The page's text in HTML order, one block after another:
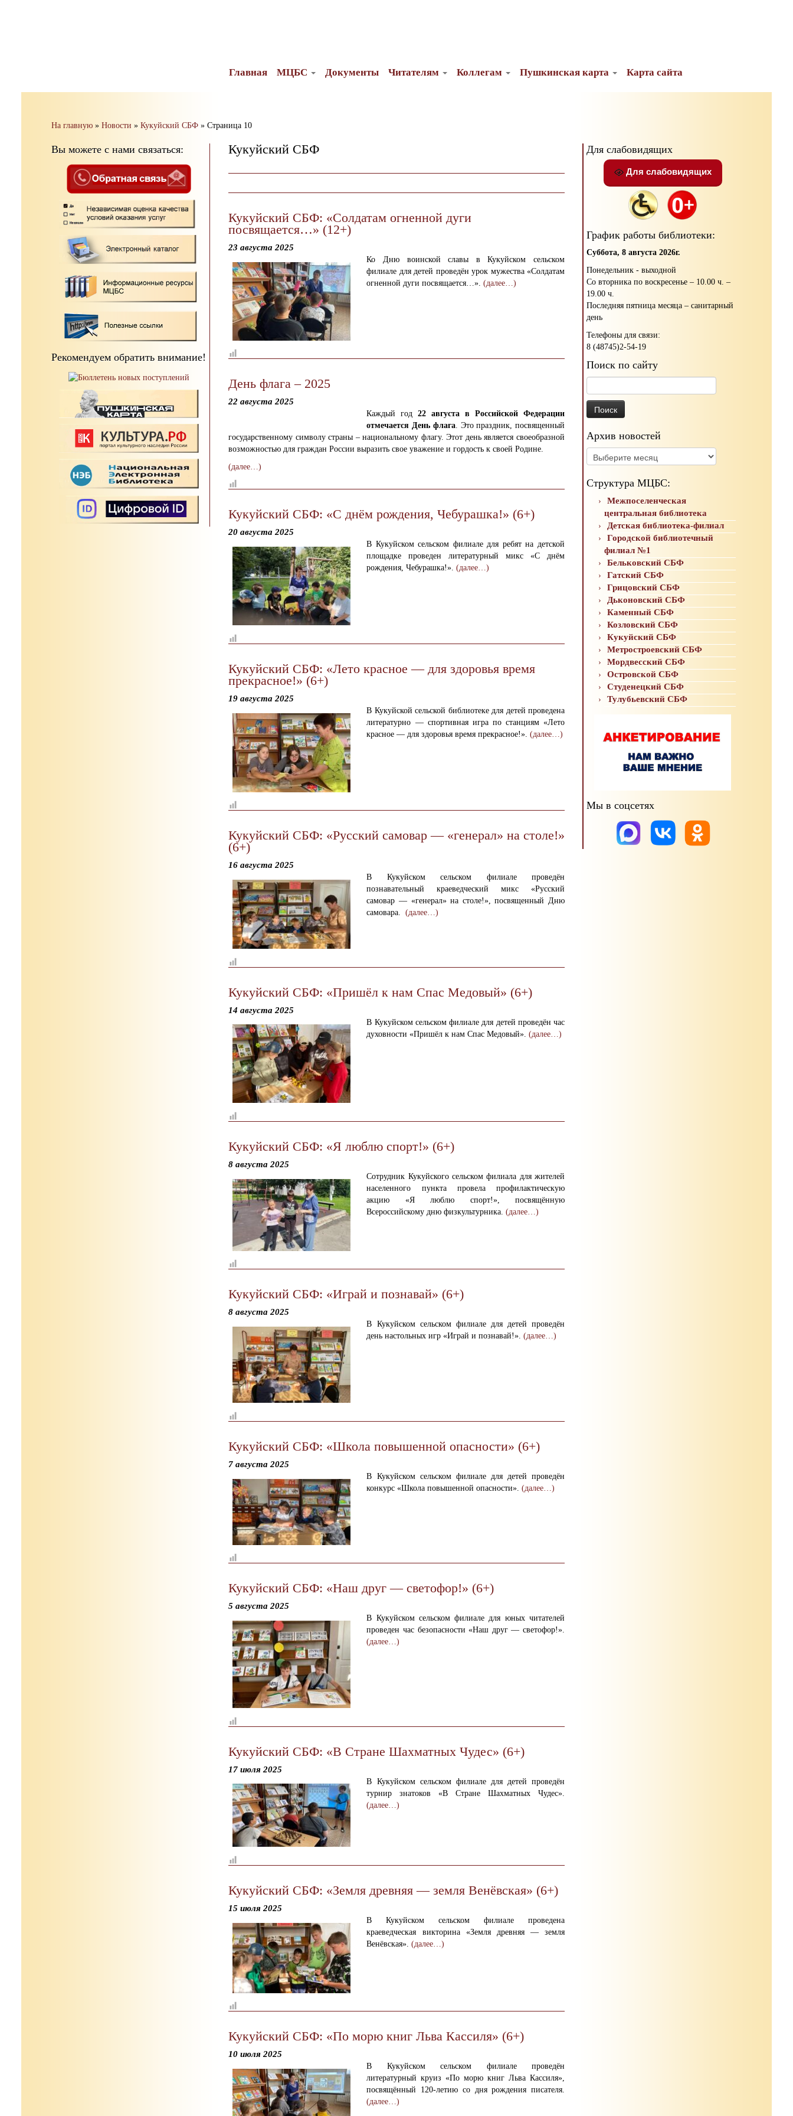
Главная МЦБС Документы Читателям Коллегам Пушкинская карта Карта сайта
На главную » Новости » Кукуйский СБФ » Страница 10
Вы можете с нами связаться:
Рекомендуем обратить внимание!
Кукуйский СБФ
Кукуйский СБФ: «Солдатам огненной дуги
посвящается…» (12+)
23 августа 2025
Ко Дню воинской славы в Кукуйском сельском
филиале для детей проведён урок мужества «Солдатам
огненной дуги посвящается…».(далее…)
День флага – 2025
22 августа 2025
Каждый год22 августа в Российской Федерации
отмечается День флага. Это праздник, посвященный
государственному символу страны – национальному флагу. Этот день является своеобразной
возможностью для граждан России выразить свое уважение и гордость к своей Родине.
(далее…)
Кукуйский СБФ: «С днём рождения, Чебурашка!» (6+)
20 августа 2025
В Кукуйском сельском филиале для ребят на детской
площадке проведен литературный микс «С днём
рождения, Чебурашка!».(далее…)
Кукуйский СБФ: «Лето красное — для здоровья время
прекрасное!» (6+)
19 августа 2025
В Кукуйской сельской библиотеке для детей проведена
литературно — спортивная игра по станциям «Лето
красное — для здоровья время прекрасное!».(далее…)
Кукуйский СБФ: «Русский самовар — «генерал» на столе!»
(6+)
16 августа 2025
В Кукуйском сельском филиале проведён
познавательный краеведческий микс «Русский
самовар — «генерал» на столе!», посвященный Дню
самовара.
(далее…)
Кукуйский СБФ: «Пришёл к нам Спас Медовый» (6+)
14 августа 2025
В Кукуйском сельском филиале для детей проведён час
духовности «Пришёл к нам Спас Медовый».(далее…)
Кукуйский СБФ: «Я люблю спорт!» (6+)
8 августа 2025
Сотрудник Кукуйского сельском филиала для жителей
населенного пункта провела профилактическую
акцию «Я люблю спорт!», посвящённую
Всероссийскому дню физкультурника.(далее…)
Кукуйский СБФ: «Играй и познавай» (6+)
8 августа 2025
В Кукуйском сельском филиале для детей проведён
день настольных игр «Играй и познавай!».(далее…)
Кукуйский СБФ: «Школа повышенной опасности» (6+)
7 августа 2025
В Кукуйском сельском филиале для детей проведён
конкурс «Школа повышенной опасности».(далее…)
Кукуйский СБФ: «Наш друг — светофор!» (6+)
5 августа 2025
В Кукуйском сельском филиале для юных читателей
проведен час безопасности «Наш друг — светофор!».
(далее…)
Кукуйский СБФ: «В Стране Шахматных Чудес» (6+)
17 июля 2025
В Кукуйском сельском филиале для детей проведён
турнир знатоков «В Стране Шахматных Чудес».
(далее…)
Кукуйский СБФ: «Земля древняя — земля Венёвская» (6+)
15 июля 2025
В Кукуйском сельском филиале проведена
краеведческая викторина «Земля древняя — земля
Венёвская».(далее…)
Кукуйский СБФ: «По морю книг Льва Кассиля» (6+)
10 июля 2025
В Кукуйском сельском филиале проведён
литературный круиз «По морю книг Льва Кассиля»,
посвящённый 120-летию со дня рождения писателя.
(далее…)
Для слабовидящих
Для слабовидящих
График работы библиотеки:
Суббота, 8 августа 2026г.
Понедельник - выходной
Со вторника по воскресенье – 10.00 ч. –
19.00 ч.
Последняя пятница месяца – санитарный
день
Телефоны для связи:
8 (48745)2-54-19
Поиск по сайту
Архив новостей
Архив
новостей
Структура МЦБС:
Межпоселенческая
центральная библиотека
Детская библиотека-филиал
Городской библиотечный
филиал №1
Бельковский СБФ
Гатский СБФ
Грицовский СБФ
Дьконовский СБФ
Каменный СБФ
Козловский СБФ
Кукуйский СБФ
Метростроевский СБФ
Мордвесский СБФ
Островской СБФ
Студенецкий СБФ
Тулубьевский СБФ
Мы в соцсетях